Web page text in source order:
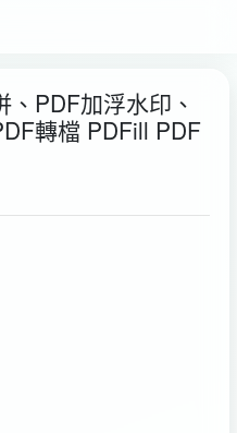
PDF加浮水印、
轉檔 PDFill PDF